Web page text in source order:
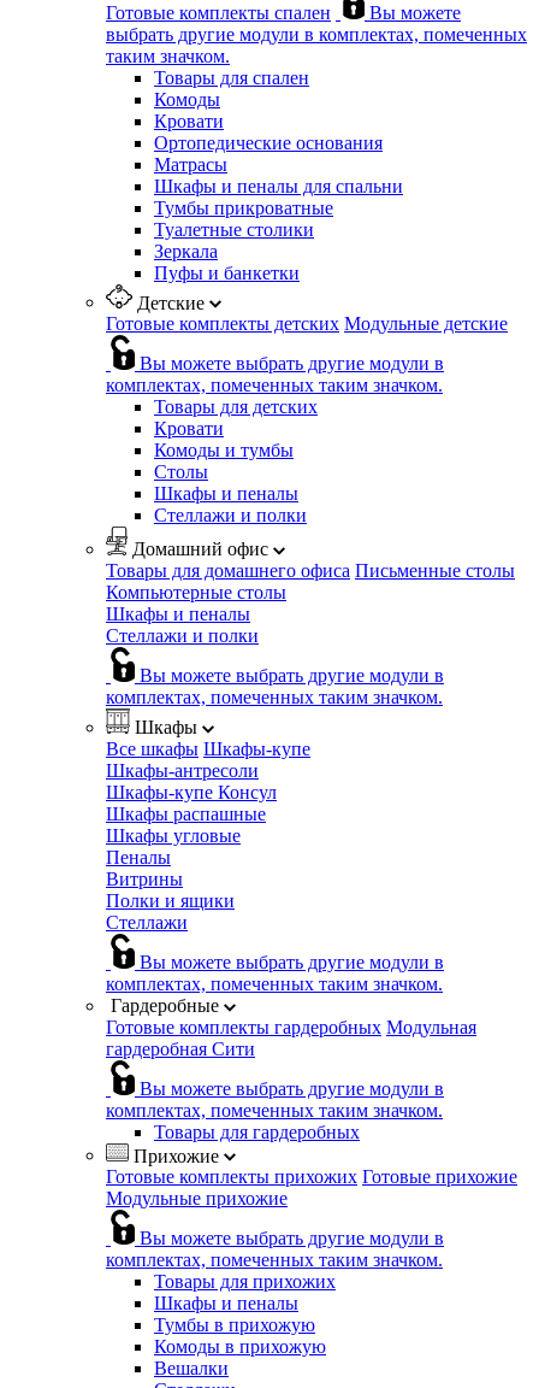
Готовые комплекты спален
Вы можете
выбрать другие модули в комплектах, помеченных
таким значком.
Товары для спален
Комоды
Кровати
Ортопедические основания
Матрасы
Шкафы и пеналы для спальни
Тумбы прикроватные
Туалетные столики
Зеркала
Пуфы и банкетки
Детские
Готовые комплекты детских Модульные детские
Вы можете выбрать другие модули в
комплектах, помеченных таким значком.
Товары для детских
Кровати
Комоды и тумбы
Столы
Шкафы и пеналы
Стеллажи и полки
Домашний офис
Товары для домашнего офиса Письменные столы
Компьютерные столы
Шкафы и пеналы
Стеллажи и полки
Вы можете выбрать другие модули в
комплектах, помеченных таким значком.
Шкафы
Все шкафы Шкафы-купе
Шкафы-антресоли
Шкафы-купе Консул
Шкафы распашные
Шкафы угловые
Пеналы
Витрины
Полки и ящики
Стеллажи
Вы можете выбрать другие модули в
комплектах, помеченных таким значком.
Гардеробные
Готовые комплекты гардеробных Модульная
гардеробная Сити
Вы можете выбрать другие модули в
комплектах, помеченных таким значком.
Товары для гардеробных
Прихожие
Готовые комплекты прихожих Готовые прихожие
Модульные прихожие
Вы можете выбрать другие модули в
комплектах, помеченных таким значком.
Товары для прихожих
Шкафы и пеналы
Тумбы в прихожую
Комоды в прихожую
Вешалки